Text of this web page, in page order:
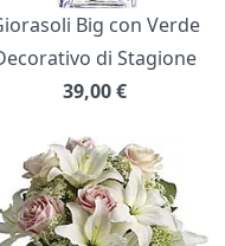
Big con Verde
di Stagione
39,00€